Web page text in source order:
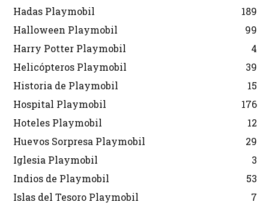
Hadas Playmobil
189
Halloween Playmobil
99
Harry Potter Playmobil
4
Helicópteros Playmobil
39
Historia de Playmobil
15
Hospital Playmobil
176
Hoteles Playmobil
12
Huevos Sorpresa Playmobil
29
Iglesia Playmobil
3
Indios de Playmobil
53
Islas del Tesoro Playmobil
7